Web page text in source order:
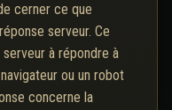
cerner ce que
serveur. Ce
à répondre à
ou un robot
concerne la